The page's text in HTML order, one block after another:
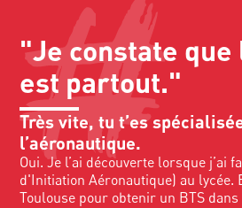
"Je constate que
est partout."
Très vite, tu t’es
l’aéronautique.
Oui. Je l’ai découverte lorsque j’ai
d'Initiation Aéronautique) au lycée.
Toulouse pour obtenir un BTS dans